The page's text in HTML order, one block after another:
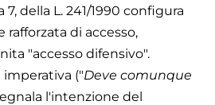
della L. 241/1990 configura
rafforzata di accesso,
"accesso difensivo".
imperativa ("Deve comunque
l'intenzione del